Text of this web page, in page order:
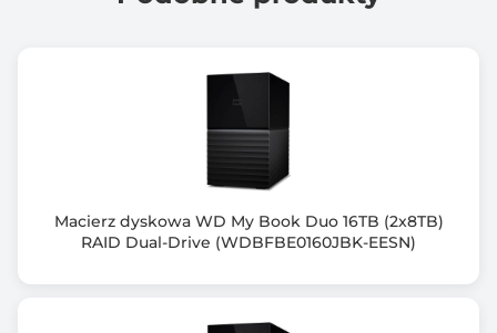
Maksymalna ilość pamięci RAM [GB]
64.00
2 szt.
Macierz dyskowa WD My Book Duo 16TB (2x8TB)
RAID Dual-Drive (WDBFBE0160JBK-EESN)